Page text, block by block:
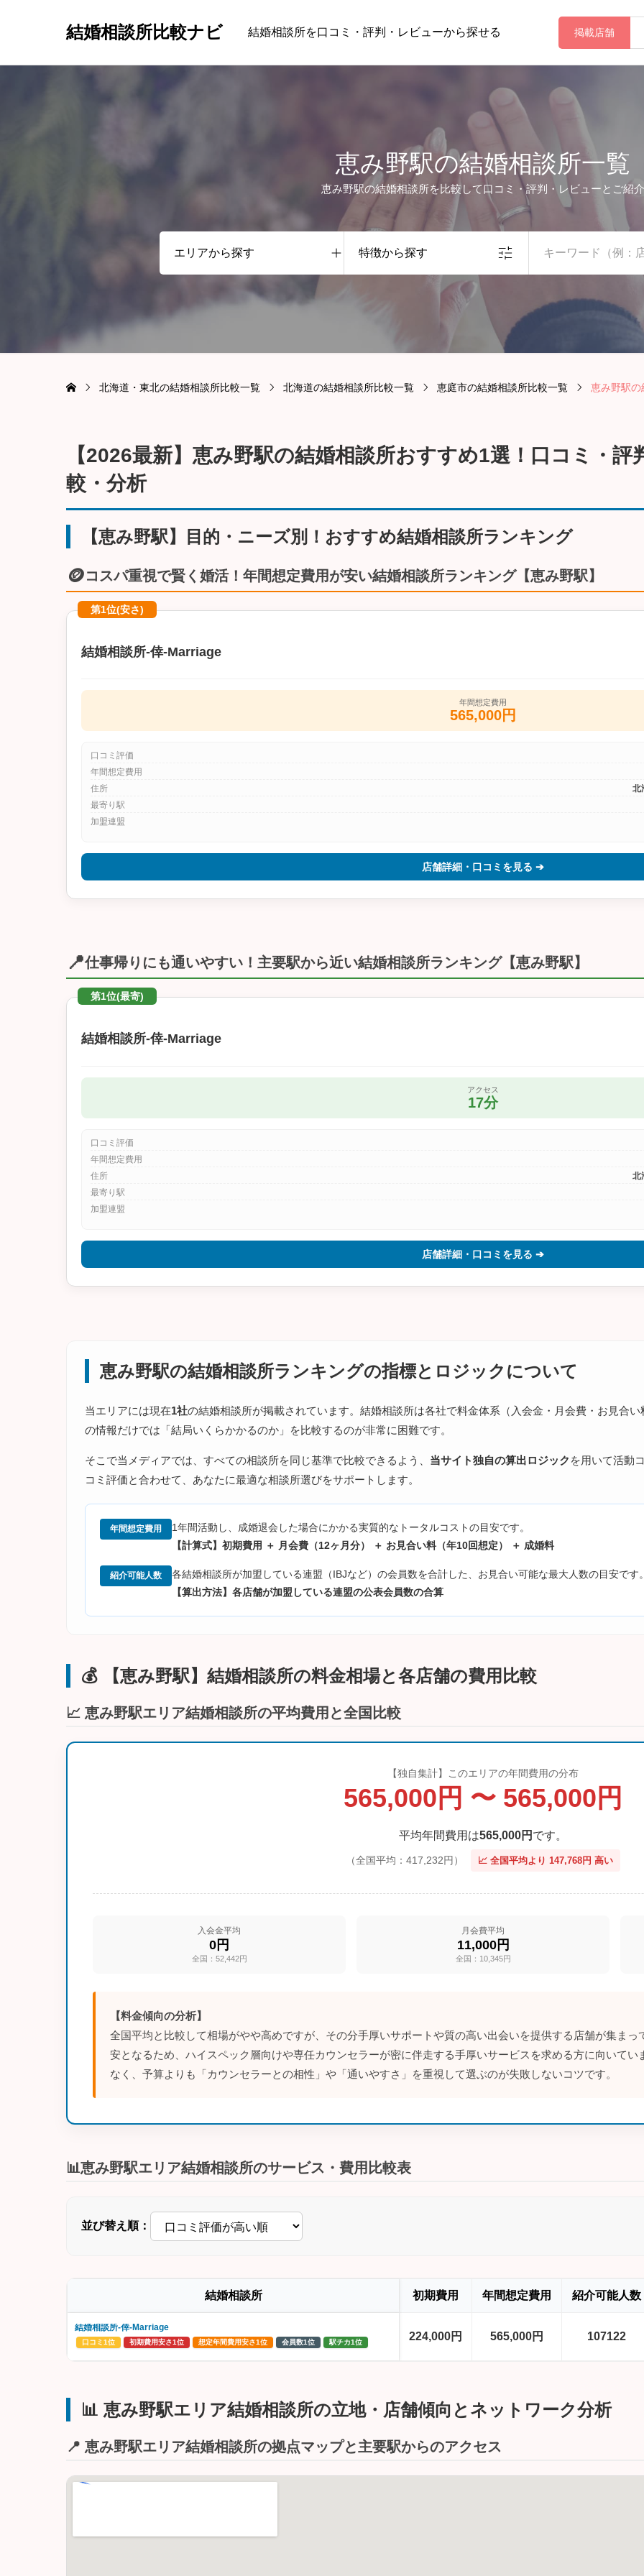
結婚相談所比較ナビ 結婚相談所を口コミ・評判・レビューから探せる 掲載店舗
恵み野駅の結婚相談所一覧
恵み野駅の結婚相談所を比較して口コミ・評判・レビューとご紹介
特徴から探す
北海道・東北の結婚相談所比較一覧 北海道の結婚相談所比較一覧 恵庭市の結婚相談所比較一覧 恵み野駅の
【2026最新】恵み野駅の結婚相談所おすすめ1選！口コミ・評
較・分析
【恵み野駅】目的・ニーズ別！おすすめ結婚相談所ランキング
🪙コスパ重視で賢く婚活！年間想定費用が安い結婚相談所ランキング【恵み野駅】
第1位(安さ)
結婚相談所‐倖‐Marriage
年間想定費用
565,000円
口コミ評価
年間想定費用
住所
北
最寄り駅
加盟連盟
店舗詳細・口コミを見る ➔
📍仕事帰りにも通いやすい！主要駅から近い結婚相談所ランキング【恵み野駅】
第1位(最寄)
結婚相談所‐倖‐Marriage
アクセス
17分
口コミ評価
年間想定費用
住所
北
最寄り駅
加盟連盟
店舗詳細・口コミを見る ➔
恵み野駅の結婚相談所ランキングの指標とロジックについて
当エリアには現在1社の結婚相談所が掲載されています。結婚相談所は各社で料金体系（入会金・月会費・お見合
の情報だけでは「結局いくらかかるのか」を比較するのが非常に困難です。
そこで当メディアでは、すべての相談所を同じ基準で比較できるよう、 当サイト独自の算出ロジック を用いて活動
コミ評価と合わせて、あなたに最適な相談所選びをサポートします。
年間想定費用
1年間活動し、成婚退会した場合にかかる実質的なトータルコストの目安です。
【計算式】初期費用 ＋ 月会費（12ヶ月分） ＋ お見合い料（年10回想定） ＋ 成婚料
紹介可能人数
各結婚相談所が加盟している連盟（IBJなど）の会員数を合計した、お見合い可能な最大人数の目安です。
【算出方法】各店舗が加盟している連盟の公表会員数の合算
💰 【恵み野駅】結婚相談所の料金相場と各店舗の費用比較
📈 恵み野駅エリア結婚相談所の平均費用と全国比較
【独自集計】このエリアの年間費用の分布
565,000円 〜 565,000円
平均年間費用は565,000円 です。
（全国平均：417,232円） 📈 全国平均より 147,768円 高い
入会金平均
0円
全国：52,442円
月会費平均
11,000円
全国：10,345円
【料金傾向の分析】
全国平均と比較して相場がやや高めですが、その分手厚いサポートや質の高い出会いを提供する店舗が集まっ
安となるため、ハイスペック層向けや専任カウンセラーが密に伴走する手厚いサービスを求める方に向いて
なく、予算よりも「カウンセラーとの相性」や「通いやすさ」を重視して選ぶのが失敗しないコツです。
📊恵み野駅エリア結婚相談所のサービス・費用比較表
並び替え順：
結婚相談所 初期費用 年間想定費用 紹介可能人数
結婚相談所‐倖‐Marriage
口コミ1位 初期費用安さ1位 想定年間費用安さ1位 会員数1位 駅チカ1位 224,000円 565,000円 107122
📊 恵み野駅エリア結婚相談所の立地・店舗傾向とネットワーク分析
📍 恵み野駅エリア結婚相談所の拠点マップと主要駅からのアクセス